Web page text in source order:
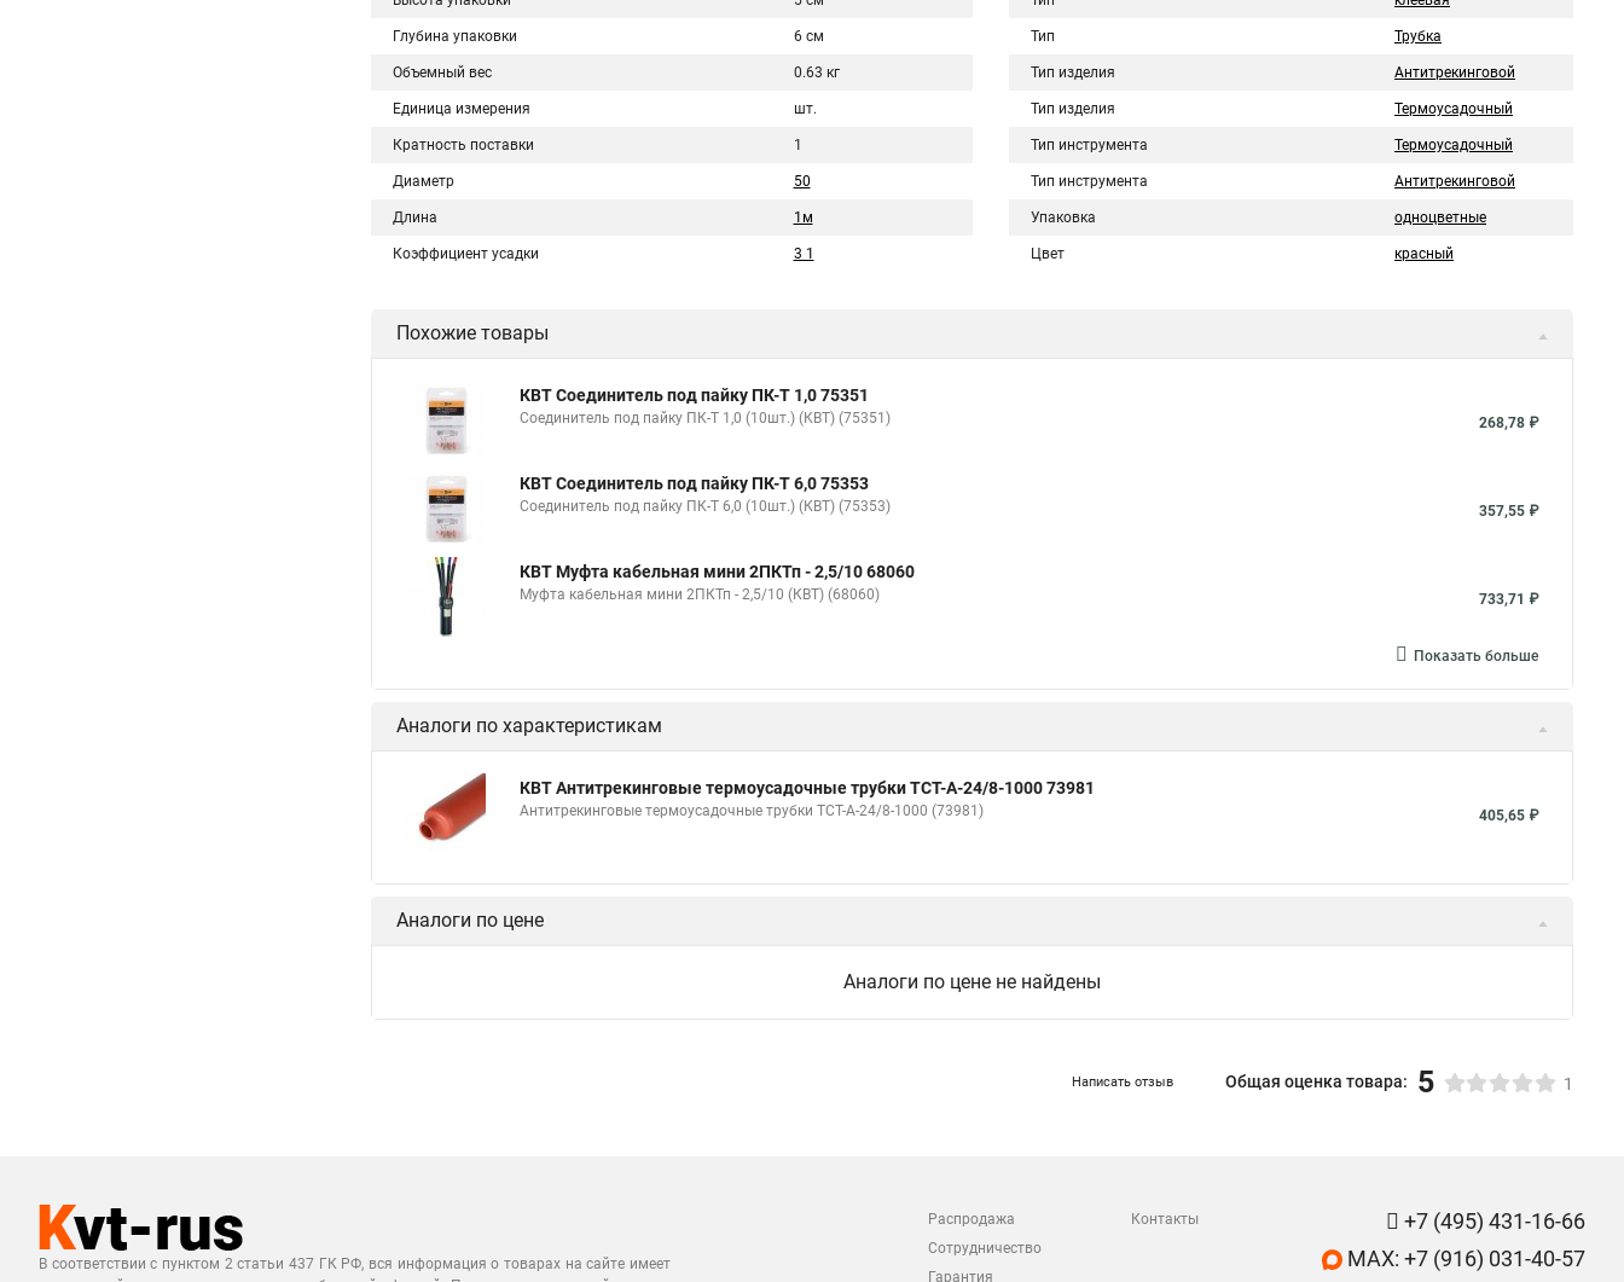
Глубина упаковки 6 см
Объемный вес 0.63 кг
Единица измерения шт.
Кратность поставки 1
Диаметр 50
Длина 1м
Коэффициент усадки 3 1
Тип Трубка
Тип изделия Антитрекинговой
Тип изделия Термоусадочный
Тип инструмента Термоусадочный
Тип инструмента Антитрекинговой
Упаковка одноцветные
Цвет красный
Похожие товары
КВТ Соединитель под пайку ПК-Т 1,0 75351
Соединитель под пайку ПК-Т 1,0 (10шт.) (КВТ) (75351) 268,78 ₽
КВТ Соединитель под пайку ПК-Т 6,0 75353
Соединитель под пайку ПК-Т 6,0 (10шт.) (КВТ) (75353) 357,55 ₽
КВТ Муфта кабельная мини 2ПКТп - 2,5/10 68060
Муфта кабельная мини 2ПКТп - 2,5/10 (КВТ) (68060) 733,71 ₽
Показать больше
Аналоги по характеристикам
КВТ Антитрекинговые термоусадочные трубки ТСТ-А-24/8-1000 73981
Антитрекинговые термоусадочные трубки ТСТ-А-24/8-1000 (73981) 405,65 ₽
Аналоги по цене
Аналоги по цене не найдены
Написать отзыв Общая оценка товара: 5 1
В соответствии с пунктом 2 статьи 437 ГК РФ, вся информация о товарах на сайте имеет
Распродажа
Сотрудничество
Гарантия
Контакты
+7 (495) 431-16-66
MAX: +7 (916) 031-40-57